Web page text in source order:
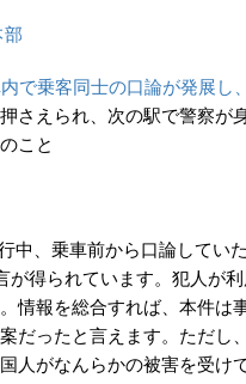
で乗客同士の口論が発展し
さえられ、次の駅で警察が
こと
中、乗車前から口論してい
得られています。犯人が
情報を総合すれば、本件は
だったと言えます。ただし
人がなんらかの被害を受け